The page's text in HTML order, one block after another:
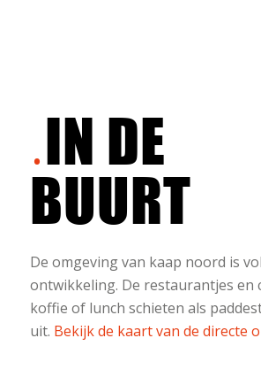
IN DE
BUURT
De omgeving van kaap noord is
ontwikkeling. De restaurantjes en
koffie of lunch schieten als
uit. Bekijk de kaart van de directe